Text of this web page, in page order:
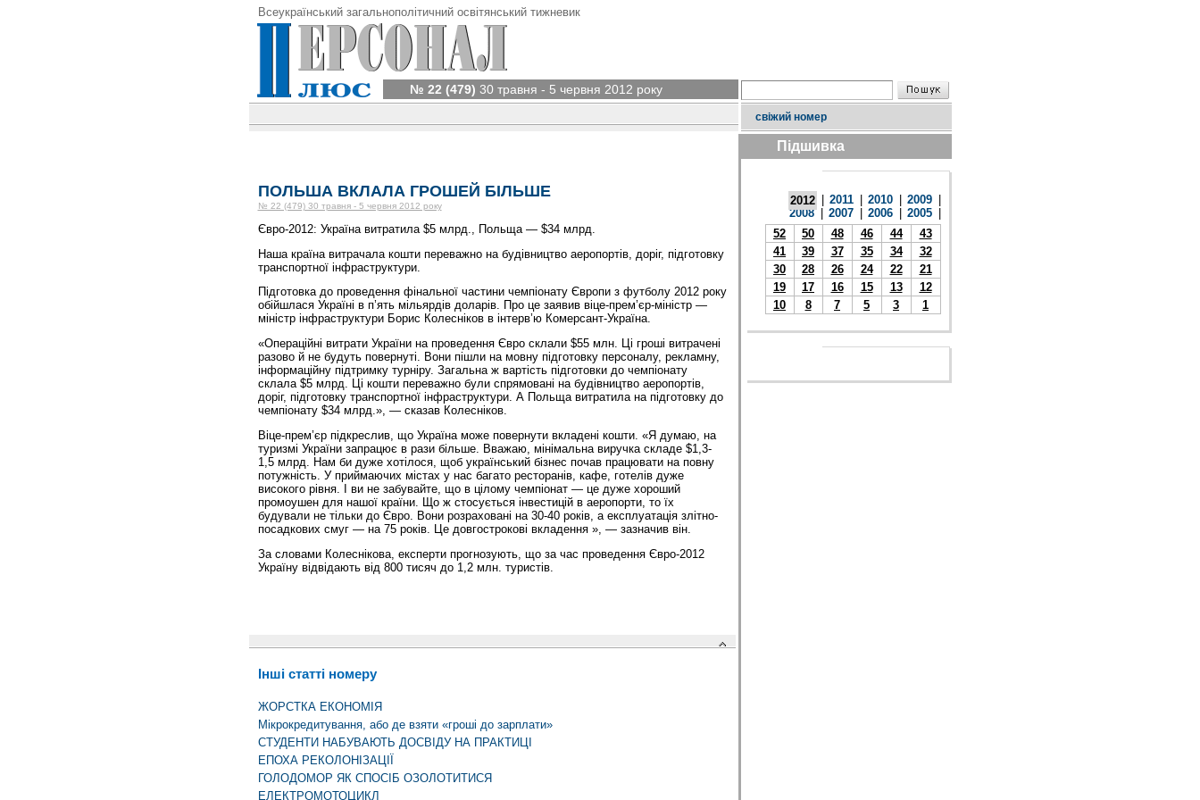
Всеукраїнський загальнополітичний освітянський тижневик
№ 22 (479) 30 травня - 5 червня 2012 року
свіжий номер
ПОЛЬША ВКЛАЛА ГРОШЕЙ БІЛЬШЕ
№ 22 (479) 30 травня - 5 червня 2012 року
Євро-2012: Україна витратила $5 млрд., Польща — $34 млрд.
Наша країна витрачала кошти переважно на будівництво аеропортів, доріг, підготовку
транспортної інфраструктури.
Підготовка до проведення фінальної частини чемпіонату Європи з футболу 2012 року
обійшлася Україні в п’ять мільярдів доларів. Про це заявив віце-прем’єр-міністр —
міністр інфраструктури Борис Колесніков в інтерв’ю Комерсант-Україна.
«Операційні витрати України на проведення Євро склали $55 млн. Ці гроші витрачені
разово й не будуть повернуті. Вони пішли на мовну підготовку персоналу, рекламну,
інформаційну підтримку турніру. Загальна ж вартість підготовки до чемпіонату
склала $5 млрд. Ці кошти переважно були спрямовані на будівництво аеропортів,
доріг, підготовку транспортної інфраструктури. А Польща витратила на підготовку до
чемпіонату $34 млрд.», — сказав Колесніков.
Віце-прем’єр підкреслив, що Україна може повернути вкладені кошти. «Я думаю, на
туризмі України запрацює в рази більше. Вважаю, мінімальна виручка складе $1,3-
1,5 млрд. Нам би дуже хотілося, щоб український бізнес почав працювати на повну
потужність. У приймаючих містах у нас багато ресторанів, кафе, готелів дуже
високого рівня. І ви не забувайте, що в цілому чемпіонат — це дуже хороший
промоушен для нашої країни. Що ж стосується інвестицій в аеропорти, то їх
будували не тільки до Євро. Вони розраховані на 30-40 років, а експлуатація злітно-
посадкових смуг — на 75 років. Це довгострокові вкладення », — зазначив він.
За словами Колеснікова, експерти прогнозують, що за час проведення Євро-2012
Україну відвідають від 800 тисяч до 1,2 млн. туристів.
Інші статті номеру
ЖОРСТКА ЕКОНОМІЯ
Мікрокредитування, або де взяти «гроші до зарплати»
СТУДЕНТИ НАБУВАЮТЬ ДОСВІДУ НА ПРАКТИЦІ
ЕПОХА РЕКОЛОНІЗАЦІЇ
ГОЛОДОМОР ЯК СПОСІБ ОЗОЛОТИТИСЯ
ЕЛЕКТРОМОТОЦИКЛ
Підшивка
2012 2011 2010 2009
2008 | 2007 2006 2005
52
50 48 46 44
43
41
39 37 35 34
32
30
28 26 24 22
21
19
17 16 15 13
12
10
8 7 5 3 1